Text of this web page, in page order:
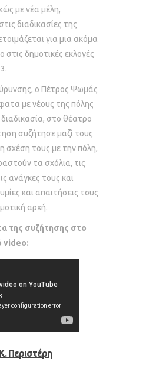
με νέα μέλη,
διαδικασίες της
για μια ακόμα
στις δημοτικές εκλογές
ο Πέτρος Ψωμάς
με νέους της πόλης
στο θέατρο
συζήτησε μαζί τους
σχέση τους με την πόλη,
τα σχόλια, τις
ανάγκες τους και
και απαιτήσεις τους
αρχή.
της συζήτησης στο
video:
Περιστέρη